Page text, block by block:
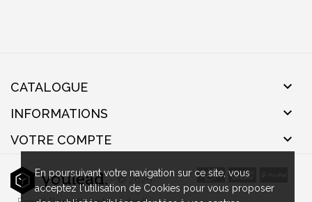
En poursuivant votre navigation sur ce site, vous
acceptez l'utilisation de Cookies pour vous proposer
CATALOGUE 
INFORMATIONS 
VOTRE COMPTE 
- © 2026